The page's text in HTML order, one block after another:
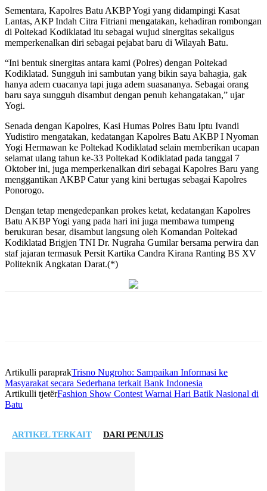
Sementara, Kapolres Batu AKBP Yogi yang didampingi Kasat
Lantas, AKP Indah Citra Fitriani mengatakan, kehadiran rombongan
di Poltekad Kodiklatad itu sebagai wujud sinergitas sekaligus
memperkenalkan diri sebagai pejabat baru di Wilayah Batu.
“Ini bentuk sinergitas antara kami (Polres) dengan Poltekad
Kodiklatad. Sungguh ini sambutan yang bikin saya bahagia, gak
hanya adem cuacanya tapi juga adem suasananya. Sebagai orang
baru saya sungguh disambut dengan penuh kehangatakan,” ujar
Yogi.
Senada dengan Kapolres, Kasi Humas Polres Batu Iptu Ivandi
Yudistiro mengatakan, kedatangan Kapolres Batu AKBP I Nyoman
Yogi Hermawan ke Poltekad Kodiklatad selain memberikan ucapan
selamat ulang tahun ke-33 Poltekad Kodiklatad pada tanggal 7
Oktober ini, juga memperkenalkan diri sebagai Kapolres Baru yang
menggantikan AKBP Catur yang kini bertugas sebagai Kapolres
Ponorogo.
Dengan tetap mengedepankan prokes ketat, kedatangan Kapolres
Batu AKBP Yogi yang pada hari ini juga membawa tumpeng
berukuran besar, disambut langsung oleh Komandan Poltekad
Kodiklatad Brigjen TNI Dr. Nugraha Gumilar bersama perwira dan
staf jajaran termasuk Persit Kartika Candra Kirana Ranting BS XV
Politeknik Angkatan Darat.(*)
Artikulli paraprakTrisno Nugroho: Sampaikan Informasi ke
Masyarakat secara Sederhana terkait Bank Indonesia
Artikulli tjetërFashion Show Contest Warnai Hari Batik Nasional di
Batu
ARTIKEL TERKAIT DARI PENULIS